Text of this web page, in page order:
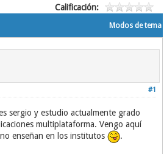
Calificación:
Modos de tema
#1
sergio y estudio actualmente grado
multiplataforma. Vengo aquí
enseñan en los institutos
.